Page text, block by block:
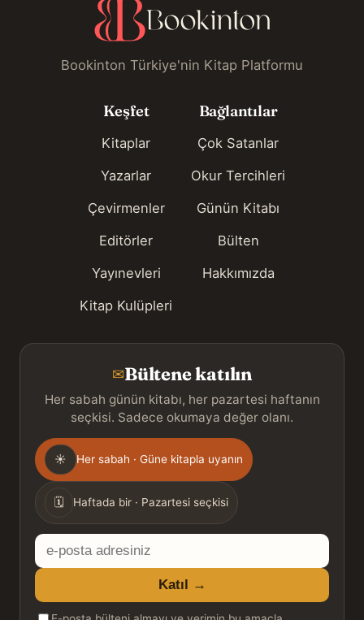
Bookinton Türkiye'nin Kitap Platformu
Keşfet
Kitaplar
Yazarlar
Çevirmenler
Editörler
Yayınevleri
Kitap Kulüpleri
Bağlantılar
Çok Satanlar
Okur Tercihleri
Günün Kitabı
Bülten
Hakkımızda
✉Bültene katılın
Her sabah günün kitabı, her pazartesi haftanın
seçkisi. Sadece okumaya değer olanı.
Gönderim
sıklığı
☀ Her sabah · Güne kitapla uyanın
🗓 Haftada bir · Pazartesi seçkisi
E-
posta
adresiniz
Katıl →